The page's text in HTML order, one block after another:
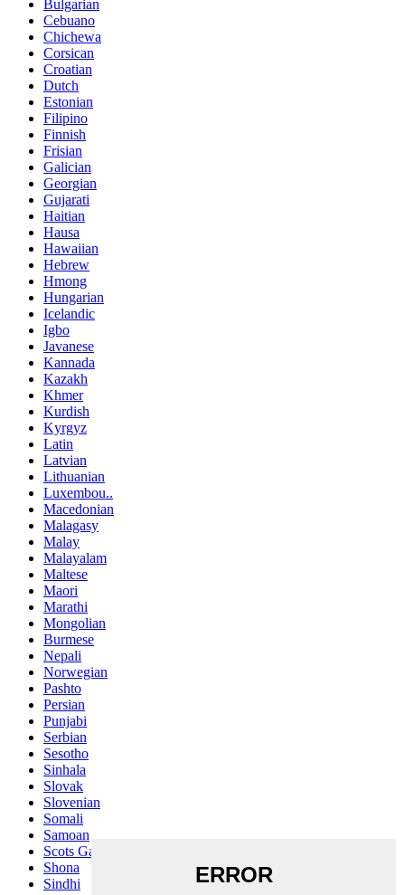
Bulgarian
Cebuano
Chichewa
Corsican
Croatian
Dutch
Estonian
Filipino
Finnish
Frisian
Galician
Georgian
Gujarati
Haitian
Hausa
Hawaiian
Hebrew
Hmong
Hungarian
Icelandic
Igbo
Javanese
Kannada
Kazakh
Khmer
Kurdish
Kyrgyz
Latin
Latvian
Lithuanian
Luxembou..
Macedonian
Malagasy
Malay
Malayalam
Maltese
Maori
Marathi
Mongolian
Burmese
Nepali
Norwegian
Pashto
Persian
Punjabi
Serbian
Sesotho
Sinhala
Slovak
Slovenian
Somali
Samoan
Scots Gaelic
Shona
Sindhi